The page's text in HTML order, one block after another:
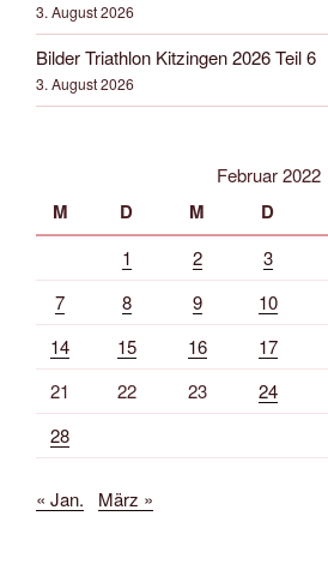
3. August 2026
Bilder Triathlon Kitzingen 2026 Teil 6
3. August 2026
Februar 2022
M D M D
1 2 3
7
8 9 10
14
15 16 17
21
22 23 24
28
« Jan. März »